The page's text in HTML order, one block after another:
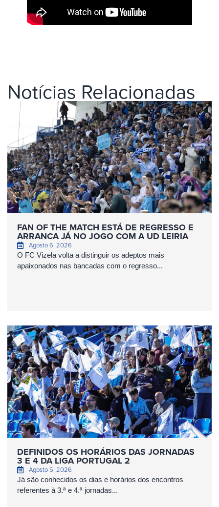
Notícias Relacionadas
FAN OF THE MATCH ESTÁ DE REGRESSO E
ARRANCA JÁ NO JOGO COM A UD LEIRIA
Agosto 6, 2026
O FC Vizela volta a distinguir os adeptos mais
apaixonados nas bancadas com o regresso...
DEFINIDOS OS HORÁRIOS DAS JORNADAS
3 E 4 DA LIGA PORTUGAL 2
Agosto 5, 2026
Já são conhecidos os dias e horários dos encontros
referentes à 3.ª e 4.ª jornadas...